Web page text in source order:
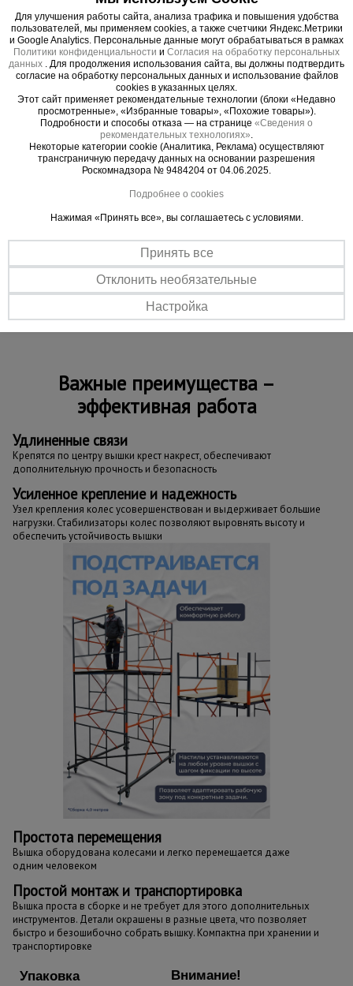
тормозными винтовыми опорами, находящихся
рядом с каждым колесом. Также ими можно
тонко отрегулировать высоту вышки. Это
необходимо, если вы работаете на неровной
площадке.
Вышка рассчитана на вес до 250 кг. На ней
комфортно может разместиться рабочий с
необходимым оборудованием.
Модель изготовлена в соответствии с
требованиями ГОСТ Р 58755-2019.
базовый блок ВСП 250/1.6х2.0 - 1 шт.
секция ВСП 250/1.6х2.0 - 3 шт.
настил с люком - 1 шт.
Важные преимущества –
эффективная работа
Удлиненные связи
Крепятся по центру вышки крест накрест, обеспечивают
дополнительную прочность и безопасность
Усиленное крепление и надежность
Узел крепления колес усовершенствован и выдерживает большие
нагрузки. Стабилизаторы колес позволяют выровнять высоту и
обеспечить устойчивость вышки
Простота перемещения
Вышка оборудована колесами и легко перемещается даже
одним человеком
Простой монтаж и транспортировка
Вышка проста в сборке и не требует для этого дополнительных
инструментов. Детали окрашены в разные цвета, что позволяет
быстро и безошибочно собрать вышку. Компактна при хранении и
транспортировке
Упаковка Внимание!
Для улучшения работы сайта, анализа трафика и повышения удобства
пользователей, мы применяем cookies, а также счетчики Яндекс.Метрики
и Google Analytics. Персональные данные могут обрабатываться в рамках
Политики конфиденциальности и Согласия на обработку персональных
данных
. Для продолжения использования сайта, вы должны подтвердить
согласие на обработку персональных данных и использование файлов
cookies в указанных целях.
Этот сайт применяет рекомендательные технологии (блоки «Недавно
просмотренные», «Избранные товары», «Похожие товары»).
Подробности и способы отказа — на странице «Сведения о
рекомендательных технологиях»
Некоторые категории cookie (Аналитика, Реклама) осуществляют
трансграничную передачу данных на основании разрешения
Роскомнадзора № 9484204 от 04.06.2025.
Подробнее о cookies
Нажимая «Принять все», вы соглашаетесь с условиями.
Принять все
Отклонить необязательные
Настройка